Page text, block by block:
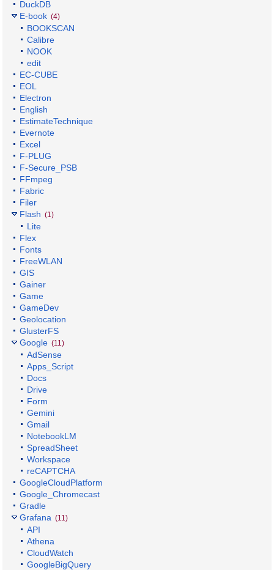
DuckDB
E-book (4)
BOOKSCAN
Calibre
NOOK
edit
EC-CUBE
EOL
Electron
English
EstimateTechnique
Evernote
Excel
F-PLUG
F-Secure_PSB
FFmpeg
Fabric
Filer
Flash (1)
Lite
Flex
Fonts
FreeWLAN
GIS
Gainer
Game
GameDev
Geolocation
GlusterFS
Google (11)
AdSense
Apps_Script
Docs
Drive
Form
Gemini
Gmail
NotebookLM
SpreadSheet
Workspace
reCAPTCHA
GoogleCloudPlatform
Google_Chromecast
Gradle
Grafana (11)
API
Athena
CloudWatch
GoogleBigQuery